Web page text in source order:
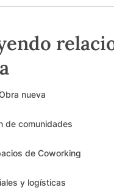
nueva
de comunidades
de Coworking
y logísticas